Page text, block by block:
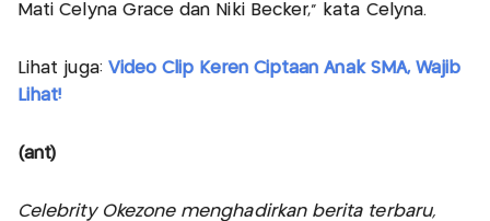
Mati Celyna Grace dan Niki Becker,” kata Celyna.
Lihat juga: Video Clip Keren Ciptaan Anak SMA, Wajib
Lihat!
(ant)
Celebrity Okezone menghadirkan berita terbaru,